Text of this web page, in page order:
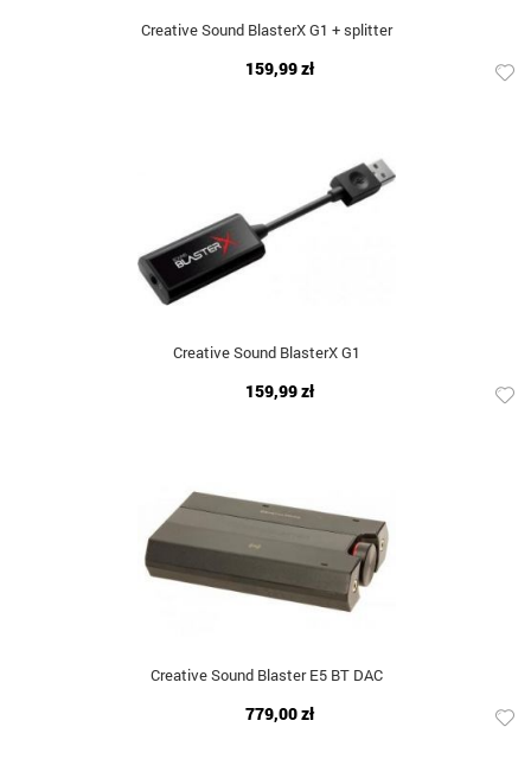
Creative Sound BlasterX G1 + splitter
159,99 zł
Creative Sound BlasterX G1
159,99 zł
Creative Sound Blaster E5 BT DAC
779,00 zł